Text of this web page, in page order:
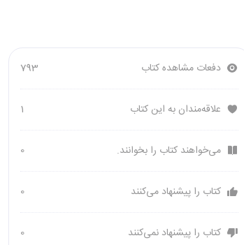
دفعات مشاهده کتاب 793
علاقه‌مندان به این کتاب 1
می‌خواهند کتاب را بخوانند. 0
کتاب را پیشنهاد می‌کنند 0
کتاب را پیشنهاد نمی‌کنند 0